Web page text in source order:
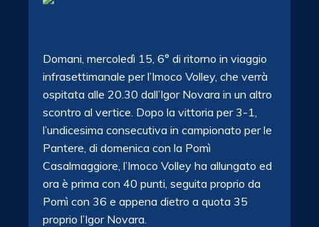
Domani, mercoledì 15, 6° di ritorno in viaggio
infrasettimanale per l’Imoco Volley, che verrà
ospitata alle 20.30 dall’Igor Novara in un altro
scontro al vertice. Dopo la vittoria per 3-1,
l’undicesima consecutiva in campionato per le
Pantere, di domenica con la Pomì
Casalmaggiore, l’Imoco Volley ha allungato ed
ora è prima con 40 punti, seguita proprio da
Pomì con 36 e appena dietro a quota 35
proprio l’Igor Novara.